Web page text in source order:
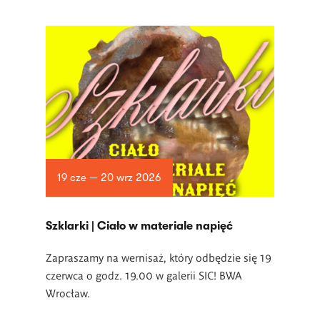
19 cze — 20 wrz 2026
­Szklarki | Ciało w materiale napięć
Zapraszamy na wernisaż, który odbędzie się 19
czerwca o godz. 19.00 w galerii SIC! BWA
Wrocław.